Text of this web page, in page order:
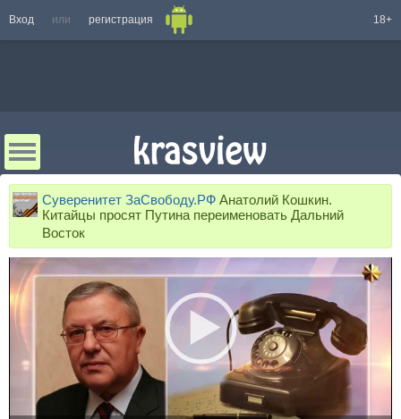
Вход или регистрация 18+
Суверенитет ЗаСвободу.РФ Анатолий Кошкин.
Китайцы просят Путина переименовать Дальний
Восток